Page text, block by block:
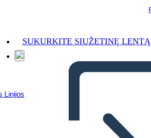
Linijos
SUKURKITE SIUŽETINĘ LENTĄ